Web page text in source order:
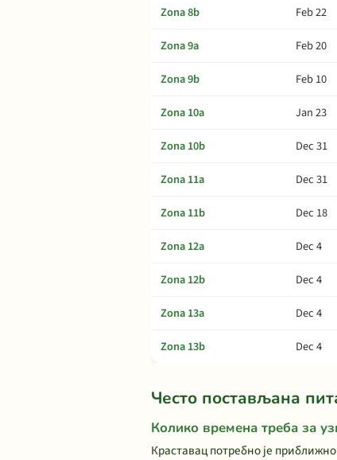
Zona 8b
Feb 22
Zona 9a
Feb 20
Zona 9b
Feb 10
Zona 10a
Jan 23
Zona 10b
Dec 31
Zona 11a
Dec 31
Zona 11b
Dec 18
Zona 12a
Dec 4
Zona 12b
Dec 4
Zona 13a
Dec 4
Zona 13b
Dec 4
Често постављана
Колико времена треба за
Краставац потребно је